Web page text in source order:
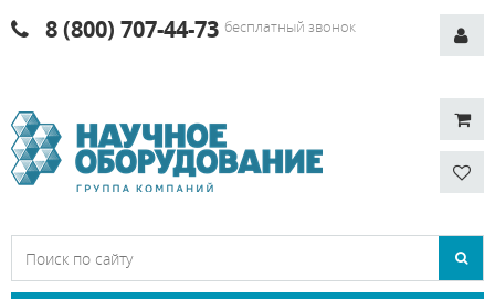
8 (800) 707-44-73 бесплатный звонок